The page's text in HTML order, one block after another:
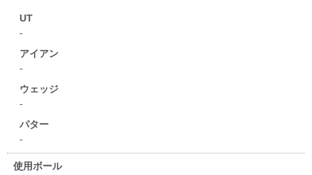
UT
-
アイアン
-
ウェッジ
-
パター
-
使用ボール